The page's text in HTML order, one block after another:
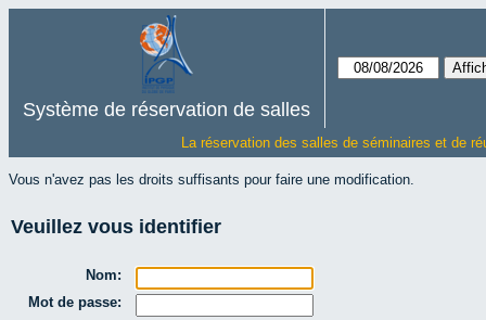
Système de réservation de salles
La réservation des salles de séminaires et de
Vous n'avez pas les droits suffisants pour faire une modification.
Veuillez vous identifier
Nom:
Mot de passe: